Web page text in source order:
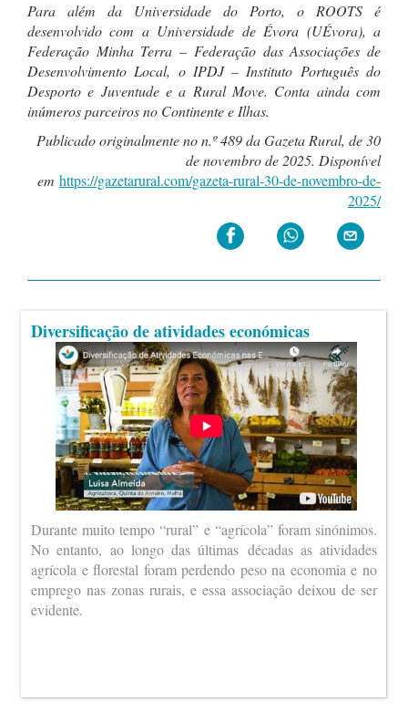
Para além da Universidade do Porto, o ROOTS é
desenvolvido com a Universidade de Évora (UÉvora), a
Federação Minha Terra – Federação das Associações de
Desenvolvimento Local, o IPDJ – Instituto Português do
Desporto e Juventude e a Rural Move. Conta ainda com
inúmeros parceiros no Continente e Ilhas.
Publicado originalmente no n.º 489 da Gazeta Rural, de 30
de novembro de 2025. Disponível
em https://gazetarural.com/gazeta-rural-30-de-novembro-de-
2025/
Diversificação de atividades económicas
Durante muito tempo “rural” e “agrícola” foram sinónimos.
No entanto, ao longo das últimas décadas as atividades
agrícola e florestal foram perdendo peso na economia e no
emprego nas zonas rurais, e essa associação deixou de ser
evidente.